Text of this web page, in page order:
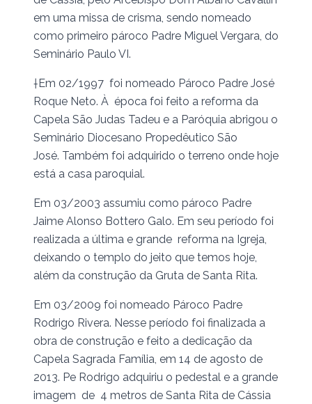
em uma missa de crisma, sendo nomeado
como primeiro pároco Padre Miguel Vergara, do
Seminário Paulo VI.
†Em 02/1997 foi nomeado Pároco Padre José
Roque Neto. À época foi feito a reforma da
Capela São Judas Tadeu e a Paróquia abrigou o
Seminário Diocesano Propedêutico São
José. Também foi adquirido o terreno onde hoje
está a casa paroquial.
Em 03/2003 assumiu como pároco Padre
Jaime Alonso Bottero Galo. Em seu período foi
realizada a última e grande reforma na Igreja,
deixando o templo do jeito que temos hoje,
além da construção da Gruta de Santa Rita.
Em 03/2009 foi nomeado Pároco Padre
Rodrigo Rivera. Nesse período foi finalizada a
obra de construção e feito a dedicação da
Capela Sagrada Família, em 14 de agosto de
2013. Pe Rodrigo adquiriu o pedestal e a grande
imagem de 4 metros de Santa Rita de Cássia